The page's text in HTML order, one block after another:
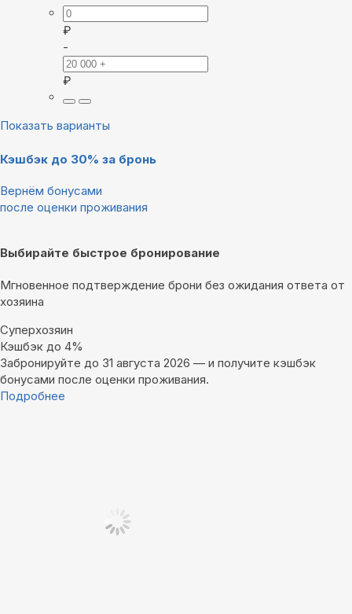
₽
-
₽
Показать варианты
Кэшбэк до 30% за бронь
Вернём бонусами
после оценки проживания
Выбирайте быстрое бронирование
Мгновенное подтверждение брони без ожидания ответа от
хозяина
Суперхозяин
Кэшбэк до 4%
Забронируйте до 31 августа 2026 — и получите кэшбэк
бонусами после оценки проживания.
Подробнее